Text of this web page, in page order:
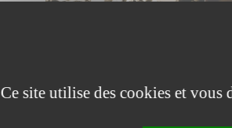
2024: Conférence« La
Ce site utilise des cookies et vous